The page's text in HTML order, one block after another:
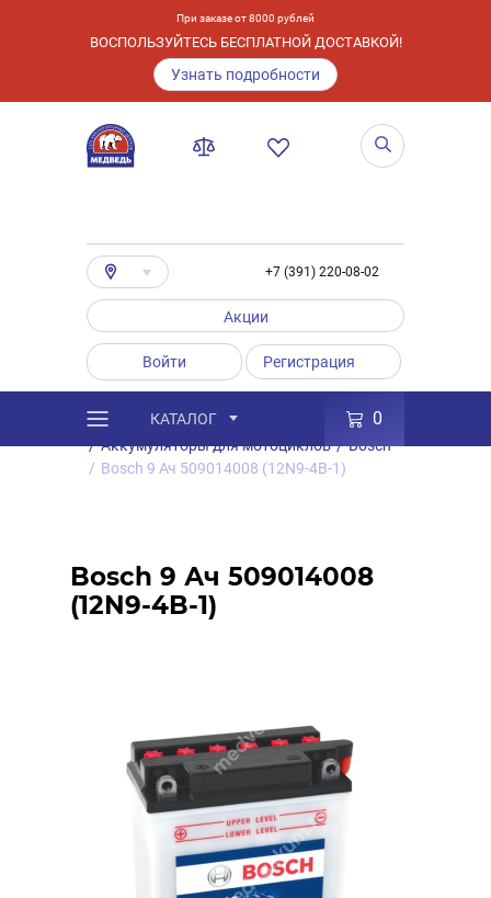
При заказе от 8000 рублей
ВОСПОЛЬЗУЙТЕСЬ БЕСПЛАТНОЙ ДОСТАВКОЙ!
Узнать подробности
+7 (391) 220-08-02
Акции
Войти Регистрация
КАТАЛОГ 0
Каталог / Товары
Аккумуляторы
/ Аккумуляторы для мотоциклов / Bosch
/ Bosch 9 Ач 509014008 (12N9-4B-1)
Bosch 9 Ач 509014008
(12N9-4B-1)